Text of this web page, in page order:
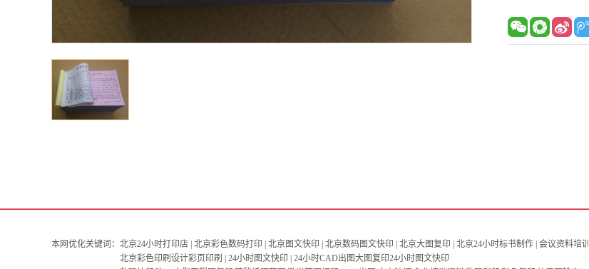
本网优化关键词： 北京24小时打印店 | 北京彩色数码打印 | 北京图文快印 | 北京数码图文快印 | 北京大图复印 | 北京24小时标书制作 | 会议资料
北京彩色印刷设计彩页印刷 | 24小时图文快印 | 24小时CAD出图大图复印24小时图文快印